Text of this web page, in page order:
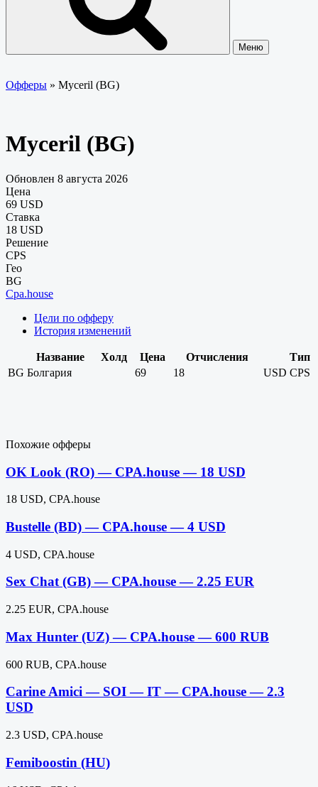
Меню
Офферы » Myceril (BG)
Myceril (BG)
Обновлен 8 августа 2026
Цена
69 USD
Ставка
18 USD
Решение
CPS
Гео
BG
Cpa.house
Цели по офферу
История изменений
Название Холд Цена Отчисления
Тип
BG Болгария 69 18 USD CPS
Похожие офферы
OK Look (RO) — CPA.house — 18 USD
18 USD, CPA.house
Bustelle (BD) — CPA.house — 4 USD
4 USD, CPA.house
Sex Chat (GB) — CPA.house — 2.25 EUR
2.25 EUR, CPA.house
Max Hunter (UZ) — CPA.house — 600 RUB
600 RUB, CPA.house
Carine Amici — SOI — IT — CPA.house — 2.3
USD
2.3 USD, CPA.house
Femiboostin (HU)